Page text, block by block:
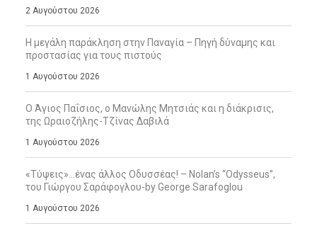
2 Αυγούστου 2026
Η μεγάλη παράκληση στην Παναγία – Πηγή δύναμης και
προστασίας για τους πιστούς
1 Αυγούστου 2026
Ο Άγιος Παΐσιος, ο Μανώλης Μητσιάς και η διάκρισις,
της Ωραιοζήλης-Τζίνας Δαβιλά
1 Αυγούστου 2026
«Τύψεις»…ένας άλλος Οδυσσέας! – Nolan’s “Odysseus”,
του Γιώργου Σαράφογλου-by George Sarafoglou
1 Αυγούστου 2026